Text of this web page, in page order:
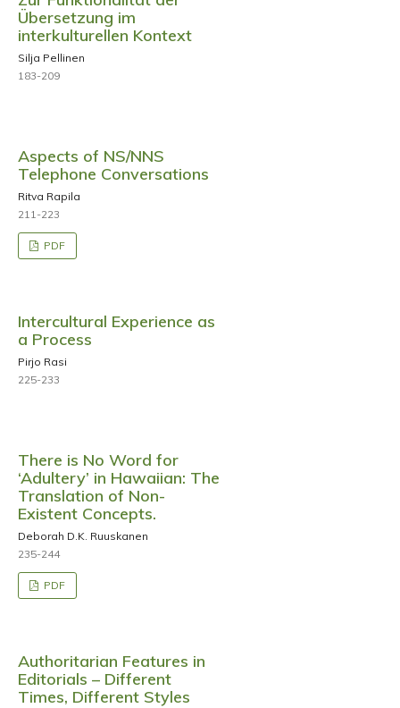
Übersetzung im
interkulturellen Kontext
Silja Pellinen
183-209
Aspects of NS/NNS
Telephone Conversations
Ritva Rapila
211-223
PDF
Intercultural Experience as
a Process
Pirjo Rasi
225-233
There is No Word for
‘Adultery’ in Hawaiian: The
Translation of Non-
Existent Concepts.
Deborah D.K. Ruuskanen
235-244
PDF
Authoritarian Features in
Editorials – Different
Times, Different Styles